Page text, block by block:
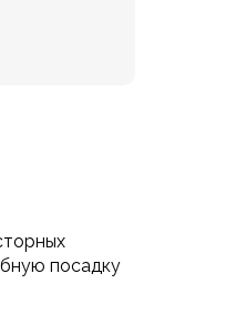
посадку